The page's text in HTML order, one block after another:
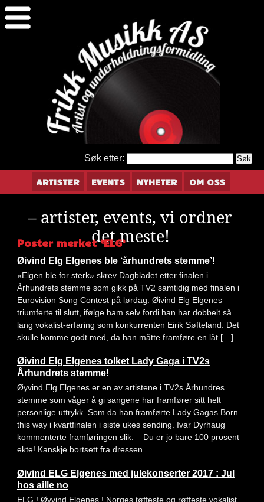
Søk etter:
ARTISTER EVENTS NYHETER OM OSS
– artister, events, vi ordner
det meste!
Poster merket ‘ELG’
Øivind Elg Elgenes ble ‘århundrets stemme’!
«Elgen ble for sterk» skrev Dagbladet etter finalen i
Århundrets stemme som gikk på TV2 samtidig med finalen i
Eurovision Song Contest på lørdag. Øivind Elg Elgenes
triumferte til slutt, ifølge ham selv fordi han har dobbelt så
lang vokalist-erfaring som konkurrenten Eirik Søfteland. Det
skulle komme godt med, da han måtte framføre en låt […]
Øivind Elg Elgenes tolket Lady Gaga i TV2s
Århundrets stemme!
Øyvind Elg Elgenes er en av artistene i TV2s Århundres
stemme som våger å gi sangene har framfører sitt helt
personlige uttrykk. Som da han framførte Lady Gagas Born
this way i kvartfinalen i siste ukes sending. Ivar Dyrhaug
kommenterte framføringen slik: – Du er jo bare 100 prosent
ekte! Kanskje bortsett fra dressen…
Øivind ELG Elgenes med julekonserter 2017 : Jul
hos aille no
ELG ! Øyvind Elgenes ! Norges tøffeste og røffeste vokalist,